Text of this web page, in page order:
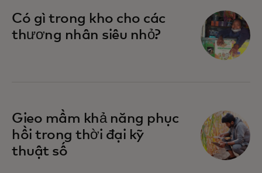
Có gì trong kho cho các
thương nhân siêu nhỏ?
Gieo mầm khả năng phục
hồi trong thời đại kỹ
thuật số